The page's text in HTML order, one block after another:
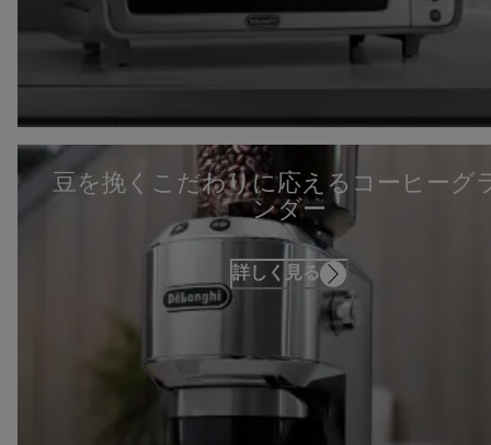
豆を挽くこだわりに応えるコーヒーグ
ンダー
詳しく見る